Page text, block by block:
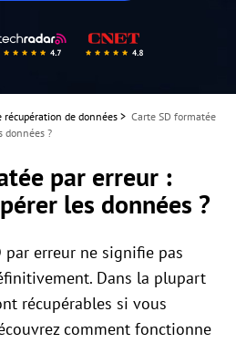
récupération de données > Carte SD formatée
données ?
par erreur :
les données ?
par erreur ne signifie pas
Dans la plupart
récupérables si vous
comment fonctionne